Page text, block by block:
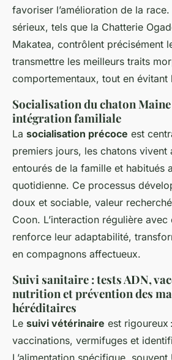
favoriser l’amélioration de la
sérieux, tels que la Chatterie
Makatea, contrôlent précisément
transmettre les meilleurs traits
comportementaux, tout en évitant
Socialisation du chaton
intégration familiale
La socialisation précoce est
premiers jours, les chatons
entourés de la famille et habitués
quotidienne. Ce processus
doux et sociable, valeur
Coon. L’interaction régulière
renforce leur adaptabilité,
en compagnons affectueux.
Suivi sanitaire : tests ADN,
nutrition et prévention des
héréditaires
Le suivi vétérinaire est rigoureux
vaccinations, vermifuges et